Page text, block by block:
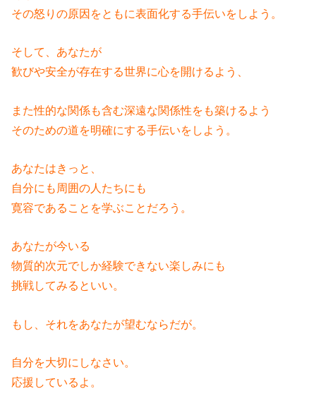
その怒りの原因をともに表面化する手伝いをしよう。
そして、あなたが
歓びや安全が存在する世界に心を開けるよう、
また性的な関係も含む深遠な関係性をも築けるよう
そのための道を明確にする手伝いをしよう。
あなたはきっと、
自分にも周囲の人たちにも
寛容であることを学ぶことだろう。
あなたが今いる
物質的次元でしか経験できない楽しみにも
挑戦してみるといい。
もし、それをあなたが望むならだが。
自分を大切にしなさい。
応援しているよ。